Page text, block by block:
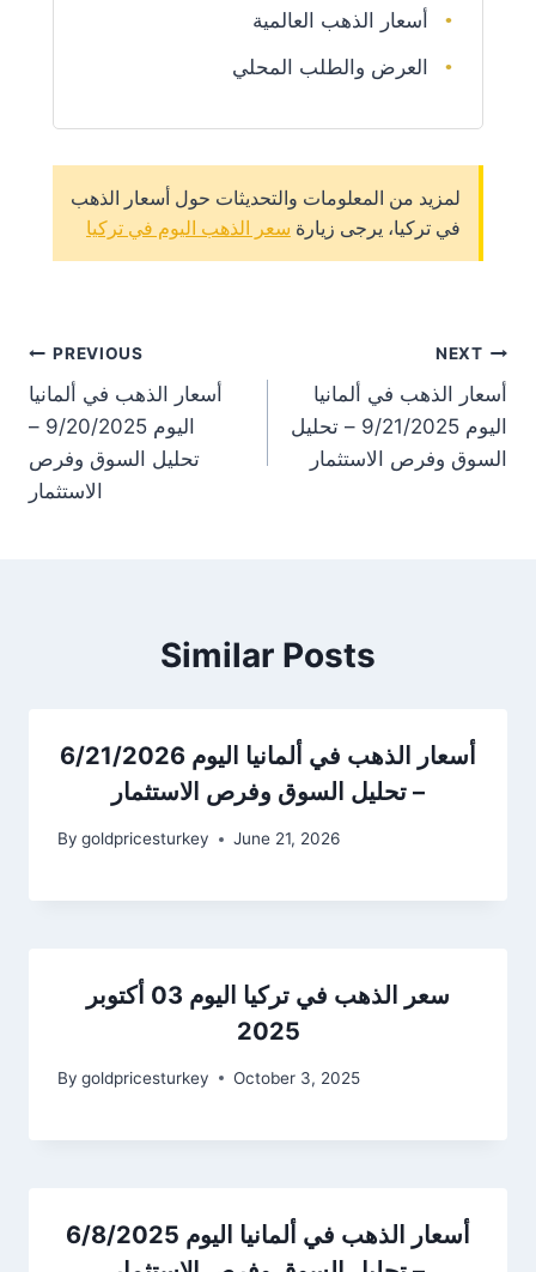
أسعار الذهب العالمية
العرض والطلب المحلي
لمزيد من المعلومات والتحديثات حول أسعار الذهب
في تركيا، يرجى زيارة سعر الذهب اليوم في تركيا
PREVIOUS
أسعار الذهب في ألمانيا
اليوم 9/20/2025 –
تحليل السوق وفرص
الاستثمار
NEXT
أسعار الذهب في ألمانيا
اليوم 9/21/2025 – تحليل
السوق وفرص الاستثمار
Similar Posts
أسعار الذهب في ألمانيا اليوم 6/21/2026
– تحليل السوق وفرص الاستثمار
By goldpricesturkey June 21, 2026
سعر الذهب في تركيا اليوم 03 أكتوبر
2025
By goldpricesturkey October 3, 2025
أسعار الذهب في ألمانيا اليوم 6/8/2025